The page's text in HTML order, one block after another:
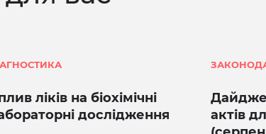
ліків на біохімічні
дослідження
актів